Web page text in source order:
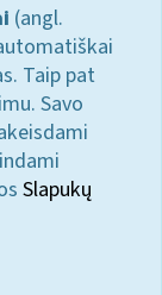
(angl.
Taip pat
Savo
Slapukų